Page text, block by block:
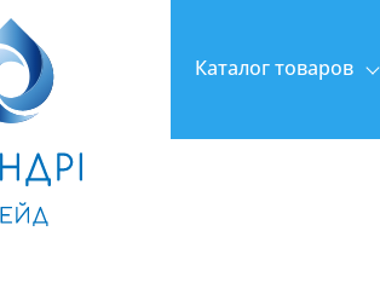
Каталог товаров